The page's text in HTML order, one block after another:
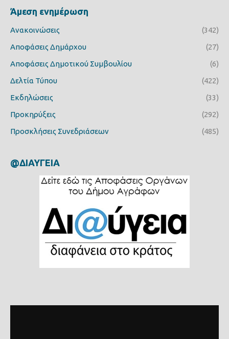
Άμεση ενημέρωση
Ανακοινώσεις
(342)
Αποφάσεις Δημάρχου
(27)
Αποφάσεις Δημοτικού Συμβουλίου
(6)
Δελτία Τύπου
(422)
Εκδηλώσεις
(33)
Προκηρύξεις
(292)
Προσκλήσεις Συνεδριάσεων
(485)
@ΔΙΑΥΓΕΙΑ